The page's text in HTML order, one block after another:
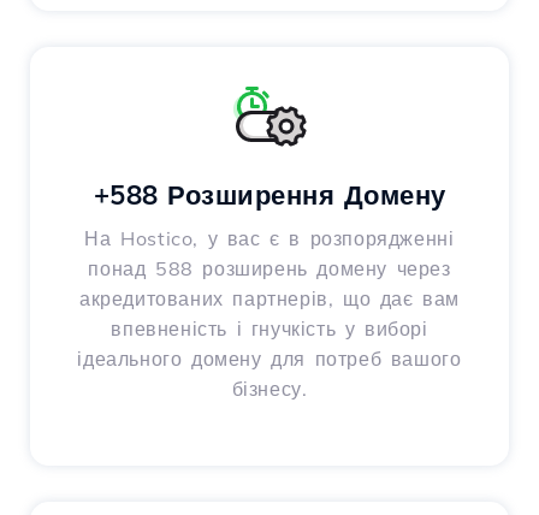
+588 Розширення Домену
На Hostico, у вас є в розпорядженні
понад 588 розширень домену через
акредитованих партнерів, що дає вам
впевненість і гнучкість у виборі
ідеального домену для потреб вашого
бізнесу.